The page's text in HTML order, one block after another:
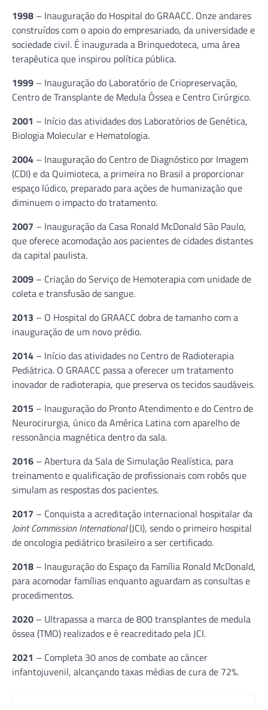
1998 – Inauguração do Hospital do GRAACC. Onze andares
construídos com o apoio do empresariado, da universidade e
sociedade civil. É inaugurada a Brinquedoteca, uma área
terapêutica que inspirou política pública.
1999 – Inauguração do Laboratório de Criopreservação,
Centro de Transplante de Medula Óssea e Centro Cirúrgico.
2001 – Início das atividades dos Laboratórios de Genética,
Biologia Molecular e Hematologia.
2004 – Inauguração do Centro de Diagnóstico por Imagem
(CDI) e da Quimioteca, a primeira no Brasil a proporcionar
espaço lúdico, preparado para ações de humanização que
diminuem o impacto do tratamento.
2007 – Inauguração da Casa Ronald McDonald São Paulo,
que oferece acomodação aos pacientes de cidades distantes
da capital paulista.
2009 – Criação do Serviço de Hemoterapia com unidade de
coleta e transfusão de sangue.
2013 – O Hospital do GRAACC dobra de tamanho com a
inauguração de um novo prédio.
2014 – Início das atividades no Centro de Radioterapia
Pediátrica. O GRAACC passa a oferecer um tratamento
inovador de radioterapia, que preserva os tecidos saudáveis.
2015 – Inauguração do Pronto Atendimento e do Centro de
Neurocirurgia, único da América Latina com aparelho de
ressonância magnética dentro da sala.
2016 – Abertura da Sala de Simulação Realística, para
treinamento e qualificação de profissionais com robôs que
simulam as respostas dos pacientes.
2017 – Conquista a acreditação internacional hospitalar da
Joint Commission International(JCI), sendo o primeiro hospital
de oncologia pediátrico brasileiro a ser certificado.
2018 – Inauguração do Espaço da Família Ronald McDonald,
para acomodar famílias enquanto aguardam as consultas e
procedimentos.
2020 – Ultrapassa a marca de 800 transplantes de medula
óssea (TMO) realizados e é reacreditado pela JCI.
2021 – Completa 30 anos de combate ao câncer
infantojuvenil, alcançando taxas médias de cura de 72%.